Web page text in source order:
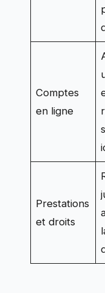
Comptes
en ligne
Prestations
et droits